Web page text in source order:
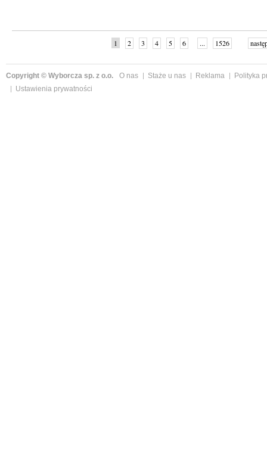
1 2 3 4 5 6 ... 1526
Copyright © Wyborcza sp. z o.o. O nas Staże u nas Reklama
Polityka
Ustawienia prywatności